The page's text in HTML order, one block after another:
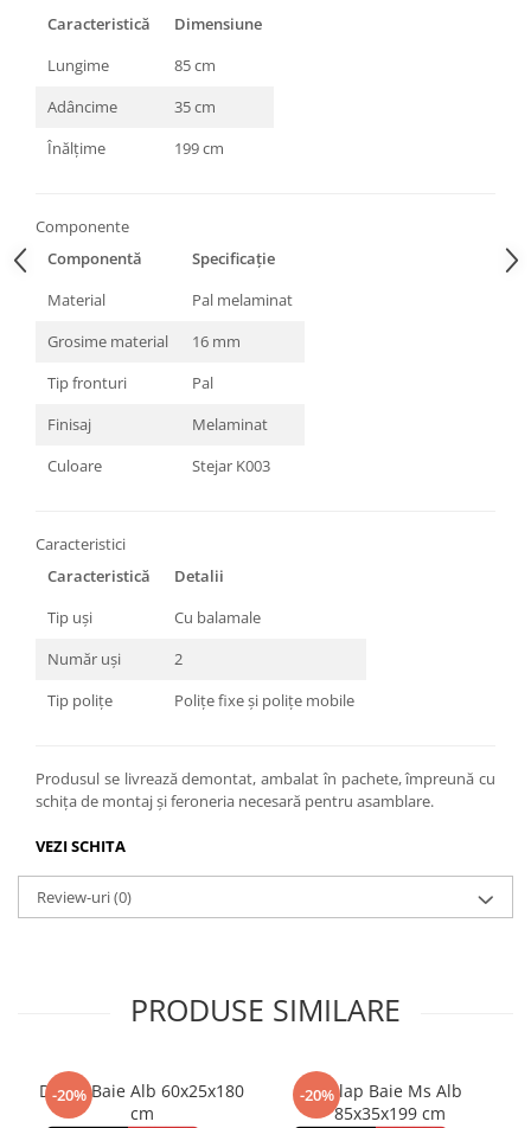
Caracteristică
Dimensiune
Lungime
85 cm
Adâncime
35 cm
Înălțime
199 cm
Componente
Componentă
Specificație
Material
Pal melaminat
Grosime material
16 mm
Tip fronturi
Pal
Finisaj
Melaminat
Culoare
Stejar K003
Caracteristici
Caracteristică
Detalii
Tip uși
Cu balamale
Număr uși
2
Tip polițe
Polițe fixe și polițe mobile
Produsul se livrează demontat, ambalat în pachete, împreună cu
schița de montaj și feroneria necesară pentru asamblare.
VEZI SCHITA
Review-uri(0)
PRODUSE SIMILARE
-20%
Dulap Baie Alb 60x25x180
cm
-20%Dulap Baie Ms Alb
85x35x199 cm